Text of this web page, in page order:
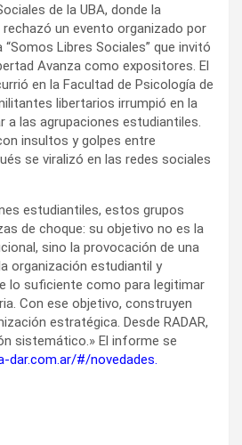
de la UBA, donde la
un evento organizado por
Libres Sociales” que invitó
Avanza como expositores. El
en la Facultad de Psicología de
libertarios irrumpió en la
a las agrupaciones estudiantiles.
insultos y golpes entre
se viralizó en las redes sociales
estudiantiles, estos grupos
de choque: su objetivo no es la
sino la provocación de una
organización estudiantil y
lo suficiente como para legitimar
Con ese objetivo, construyen
estratégica. Desde RADAR,
sistemático.» El informe se
dar.com.ar/#/novedades.